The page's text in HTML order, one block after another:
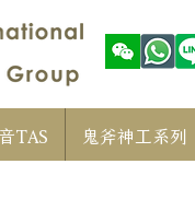
TAS 鬼斧神工系列